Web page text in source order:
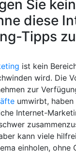
Sie
diese
Tipps
ist kein
wird. Die
zur
umwirbt,
Internet-
kann viele
einholen, ohne